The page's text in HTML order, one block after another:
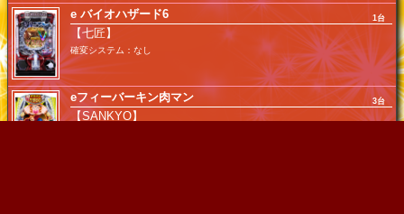
1台
e バイオハザード6
【七匠】
確変システム：なし
3台
eフィーバーキン肉マン
【SANKYO】